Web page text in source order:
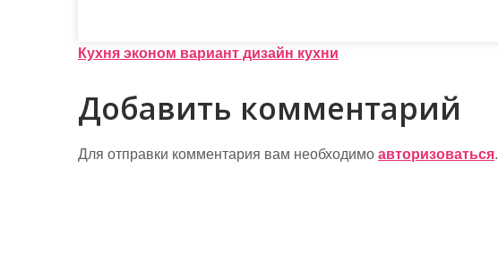
Н
а
в
и
Кухня эконом вариант дизайн кухни
Добавить комментарий
Для отправки комментария вам необходимо авторизоваться.